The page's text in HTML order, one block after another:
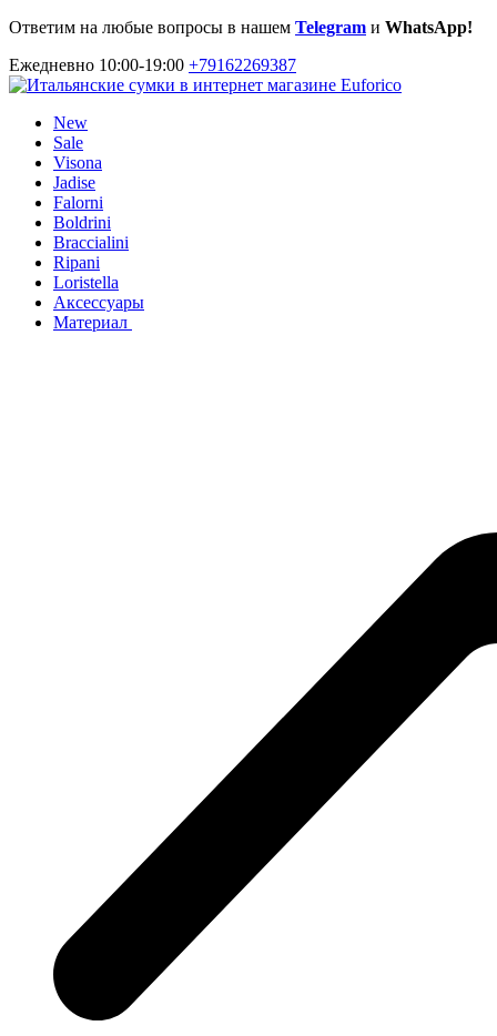
Ответим на любые вопросы в нашем Telegram и WhatsApp!
Ежедневно 10:00-19:00 +79162269387
New
Sale
Visona
Jadise
Falorni
Boldrini
Braccialini
Ripani
Loristella
Аксессуары
Материал